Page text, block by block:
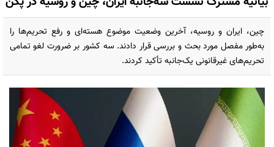
چین، ایران و روسیه، آخرین وضعیت موضوع هسته‌ای و رفع تحریم‌ها را
به‌طور مفصل مورد بحث و بررسی قرار دادند. سه کشور بر ضرورت لغو تمامی
تحریم‌های غیرقانونی یک‌جانبه تأکید کردند.